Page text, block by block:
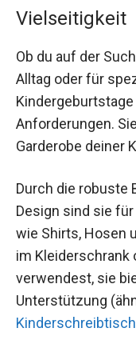
Vielseitigkeit
Ob du auf der
Alltag oder für
Anforderungen.
Garderobe deiner
Durch die robuste
Design sind sie
wie Shirts, Hosen
im Kleiderschrank
verwendest, sie
Unterstützung